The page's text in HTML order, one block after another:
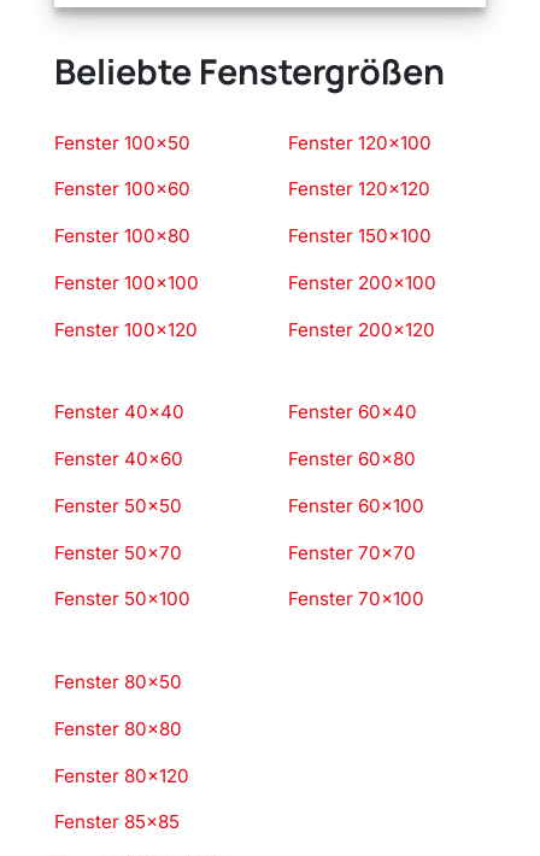
Beliebte Fenstergrößen
Fenster 100×50
Fenster 100×60
Fenster 100×80
Fenster 100×100
Fenster 100×120
Fenster 120×100
Fenster 120×120
Fenster 150×100
Fenster 200×100
Fenster 200×120
Fenster 40×40
Fenster 40×60
Fenster 50×50
Fenster 50×70
Fenster 50×100
Fenster 60×40
Fenster 60×80
Fenster 60×100
Fenster 70×70
Fenster 70×100
Fenster 80×50
Fenster 80×80
Fenster 80×120
Fenster 85×85